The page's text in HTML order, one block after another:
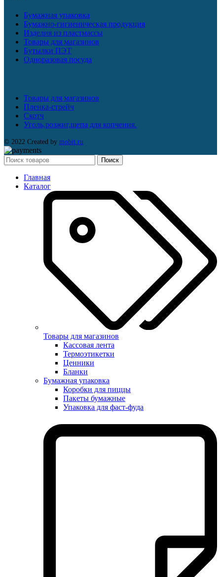
Бумажная упаковка
Бумажно-гигиеническая продукция
Изделия из пластмассы
Товары для магазинов
Бутылки ПЭТ
Одноразовая посуда
Товары для магазинов
Пленка-стрейч
Скотч
Уголь,розжиг,щепа для копчения.
© 2022 Created by mobit.ru
Поиск
Главная
Каталог
Товары для магазинов
Кассовая лента
Термоэтикетки
Ценники
Бланки
Бумажная упаковка
Коробки для пиццы
Пакеты бумажные
Упаковка для фаст-фуда